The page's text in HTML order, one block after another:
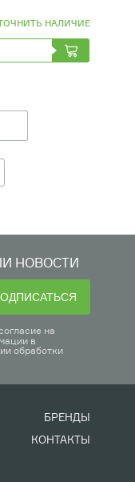
НАЛИЧИЕ
НОВОСТИ
на
в
обработки
БРЕНДЫ
КОНТАКТЫ